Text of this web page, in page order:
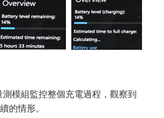
模組監控整個充電過程，觀察到
的情形。